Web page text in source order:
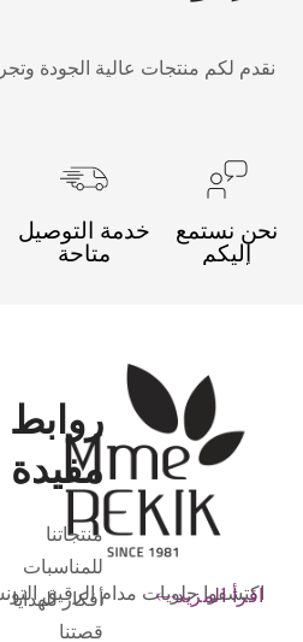
نقدم لكم منتجات عالية الجودة
نحن نستمع
إليكم
خدمة التوصيل
متاحة
اكتشفوا حلويات مدام الرقيق
اقرأ المزيد
روابط
مفيدة
منتجاتنا
للمناسبات
أفكار للهدايا
قصتنا